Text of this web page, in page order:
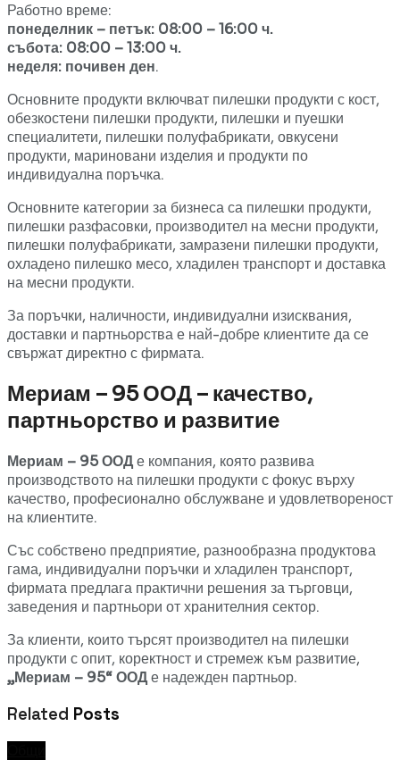
Работно време:
понеделник – петък: 08:00 – 16:00 ч.
събота: 08:00 – 13:00 ч.
неделя: почивен ден.
Основните продукти включват пилешки продукти с кост,
обезкостени пилешки продукти, пилешки и пуешки
специалитети, пилешки полуфабрикати, овкусени
продукти, мариновани изделия и продукти по
индивидуална поръчка.
Основните категории за бизнеса са пилешки продукти,
пилешки разфасовки, производител на месни продукти,
пилешки полуфабрикати, замразени пилешки продукти,
охладено пилешко месо, хладилен транспорт и доставка
на месни продукти.
За поръчки, наличности, индивидуални изисквания,
доставки и партньорства е най-добре клиентите да се
свържат директно с фирмата.
Мериам – 95 ООД – качество,
партньорство и развитие
Мериам – 95 ООДе компания, която развива
производството на пилешки продукти с фокус върху
качество, професионално обслужване и удовлетвореност
на клиентите.
Със собствено предприятие, разнообразна продуктова
гама, индивидуални поръчки и хладилен транспорт,
фирмата предлага практични решения за търговци,
заведения и партньори от хранителния сектор.
За клиенти, които търсят производител на пилешки
продукти с опит, коректност и стремеж към развитие,
„Мериам – 95“ ООДе надежден партньор.
Related Posts